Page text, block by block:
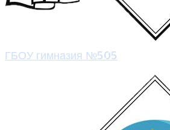
ГБОУ гимназия №505